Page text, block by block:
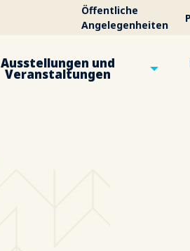
Öffentliche
Angelegenheiten
Ausstellungen und
Veranstaltungen